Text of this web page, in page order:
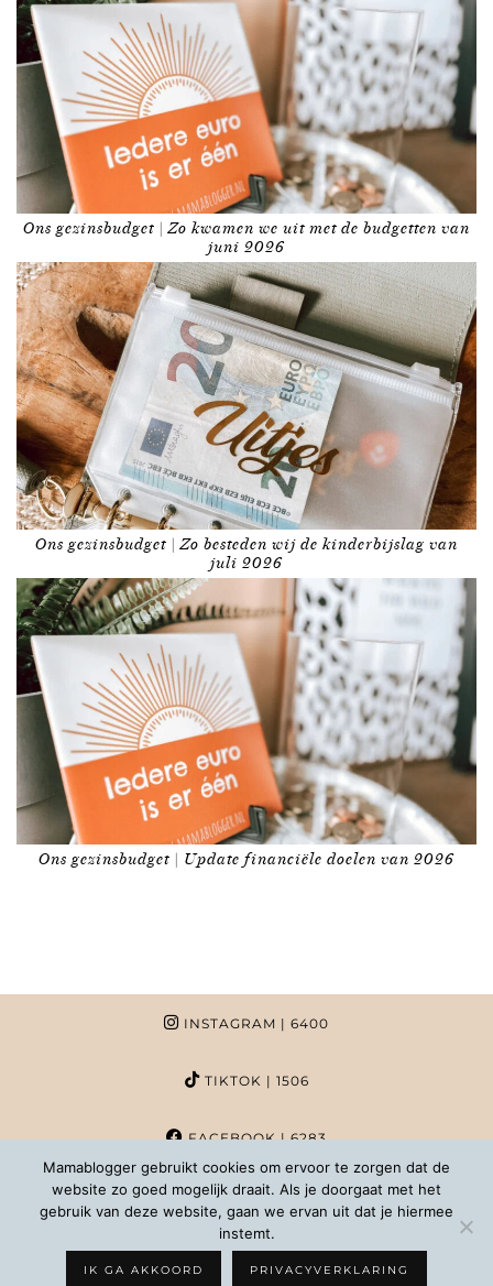
Ons gezinsbudget | Zo kwamen we uit met de budgetten van
juni 2026
Ons gezinsbudget | Zo besteden wij de kinderbijslag van
juli 2026
Ons gezinsbudget | Update financiële doelen van 2026
INSTAGRAM | 6400
TIKTOK | 1506
FACEBOOK| 6283
PINTEREST | 1020
Mamablogger gebruikt cookies om ervoor te zorgen dat de
website zo goed mogelijk draait. Als je doorgaat met het
gebruik van deze website, gaan we ervan uit dat je hiermee
instemt.
IK GA AKKOORD PRIVACYVERKLARING